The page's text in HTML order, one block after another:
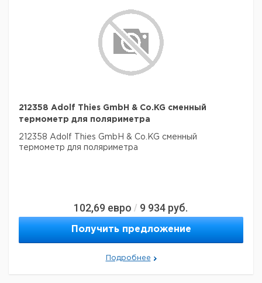
212358 Adolf Thies GmbH & Co.KG сменный
термометр для поляриметра
212358 Adolf Thies GmbH & Co.KG сменный
термометр для поляриметра
102,69 евро / 9 934 руб.
Получить предложение
Подробнее